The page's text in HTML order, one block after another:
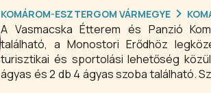
KOMÁROM-ESZTERGOM VÁRMEGYE
A Vasmacska Étterem és Panzió
található, a Monostori Erődhöz legközelebbi étterem. Az
turisztikai és sportolási lehetőség
ágyas és 2 db 4 ágyas szoba található.